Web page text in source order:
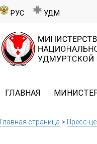
РУС УДМ
ГЛАВНАЯ
Главная страница > Пресс-